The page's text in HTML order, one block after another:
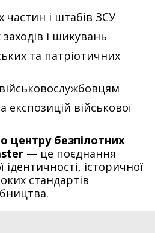
частин і штабів ЗСУ
і шикувань
та патріотичних
експозицій військової
центру безпілотних
— це поєднання
ідентичності, історичної
стандартів